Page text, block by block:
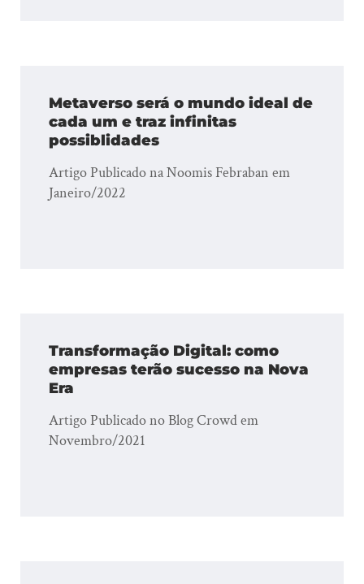
Metaverso será o mundo ideal de
cada um e traz infinitas
possiblidades
Artigo Publicado na Noomis Febraban em
Janeiro/2022
Transformação Digital: como
empresas terão sucesso na Nova
Era
Artigo Publicado no Blog Crowd em
Novembro/2021